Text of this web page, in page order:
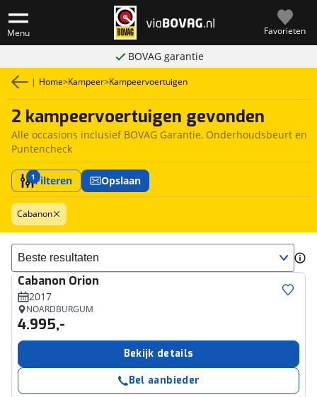
Menu Favorieten
BOVAG garantie
| Home>Kampeer>Kampeervoertuigen
2 kampeervoertuigen gevonden
Alle occasions inclusief BOVAG Garantie, Onderhoudsbeurt en
Puntencheck
1Filteren Opslaan
Cabanon
Sorteer resultaten
Cabanon Orion
2017
NOARDBURGUM
4.995,-
Bekijk details
Bel aanbieder